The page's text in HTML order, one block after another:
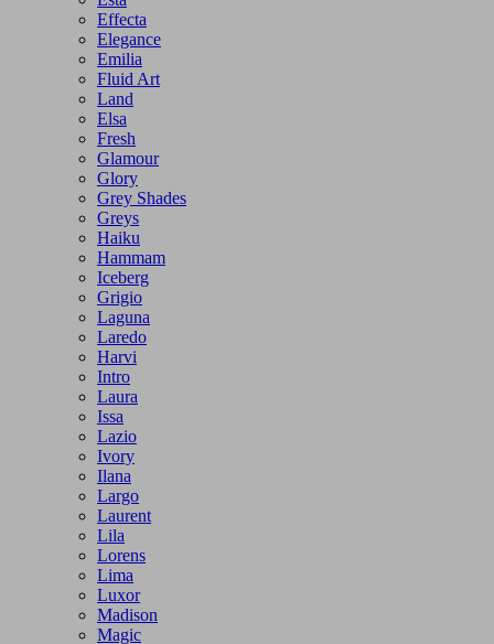
Effecta
Elegance
Emilia
Fluid Art
Land
Elsa
Fresh
Glamour
Glory
Grey Shades
Greys
Haiku
Hammam
Iceberg
Grigio
Laguna
Laredo
Harvi
Intro
Laura
Issa
Lazio
Ivory
Ilana
Largo
Laurent
Lila
Lorens
Lima
Luxor
Madison
Magic